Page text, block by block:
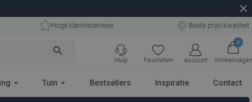
close
Hoge klantrecensies Beste prijs/kwaliteit
search
Favorieten Account
0
Winkelwagen
Hulp
Tuin Bestsellers Inspiratie Contact